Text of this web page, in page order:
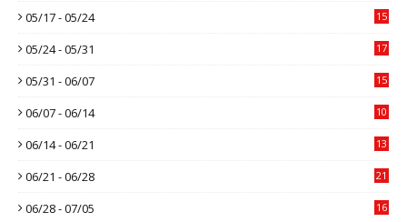
05/17 - 05/24 15
05/24 - 05/31 17
05/31 - 06/07 15
06/07 - 06/14 10
06/14 - 06/21 13
06/21 - 06/28 21
06/28 - 07/05 16